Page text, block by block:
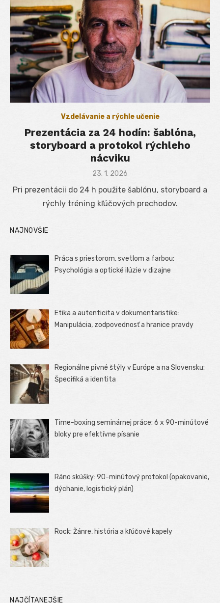
Vzdelávanie a rýchle učenie
Prezentácia za 24 hodín: šablóna,
storyboard a protokol rýchleho
nácviku
Posted
23. 1. 2026
Pri prezentácii do 24 h použite šablónu, storyboard a
rýchly tréning kľúčových prechodov.
NAJNOVŠIE
Práca s priestorom, svetlom a farbou:
Psychológia a optické ilúzie v dizajne
Etika a autenticita v dokumentaristike:
Manipulácia, zodpovednosť a hranice pravdy
Regionálne pivné štýly v Európe a na Slovensku:
Špecifiká a identita
Time-boxing seminárnej práce: 6 x 90-minútové
bloky pre efektívne písanie
Ráno skúšky: 90-minútový protokol (opakovanie,
dýchanie, logistický plán)
Rock: Žánre, história a kľúčové kapely
NAJČÍTANEJŠIE